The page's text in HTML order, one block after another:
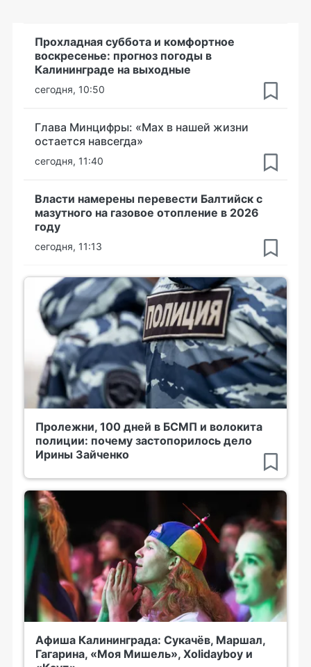
Прохладная суббота и комфортное
воскресенье: прогноз погоды в
Калининграде на выходные
сегодня, 10:50
Глава Минцифры: «Мах в нашей жизни
остается навсегда»
сегодня, 11:40
Власти намерены перевести Балтийск с
мазутного на газовое отопление в 2026
году
сегодня, 11:13
Пролежни, 100 дней в БСМП и волокита
полиции: почему застопорилось дело
Ирины Зайченко
Афиша Калининграда: Сукачёв, Маршал,
Гагарина, «Моя Мишель», Xolidayboy и